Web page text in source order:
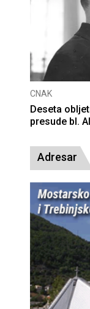
CNAK
Deseta
presude bl.
Adresar